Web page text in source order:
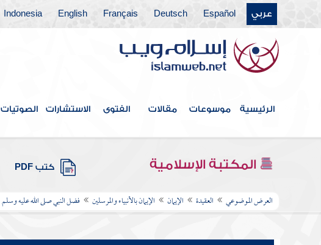
عربي Español
Deutsch
Français
English
Indonesia
الرئيسية موسوعات مقالات الفتوى الاستشارات الصوتيات
المكتبة الإسلامية كتب PDF
العرض الموضوعي العقيدة الإيمان الإيمان بالأنبياء والمرسلين فضل النبي صلى الله عليه وسلم